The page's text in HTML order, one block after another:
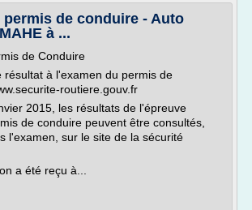
permis de conduire - Auto
à ...
de Conduire
résultat à l'examen du permis de
routiere.gouv.fr
2015, les résultats de l'épreuve
de conduire peuvent être consultés,
l'examen, sur le site de la sécurité
a été reçu à...